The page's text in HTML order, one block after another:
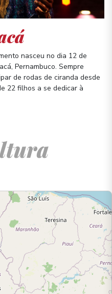
nasceu no dia 12 de
Pernambuco. Sempre
de rodas de ciranda desde
22 filhos a se dedicar à